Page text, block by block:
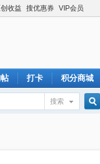
收益 搜优惠券 VIP会员
打卡 积分商城
搜索